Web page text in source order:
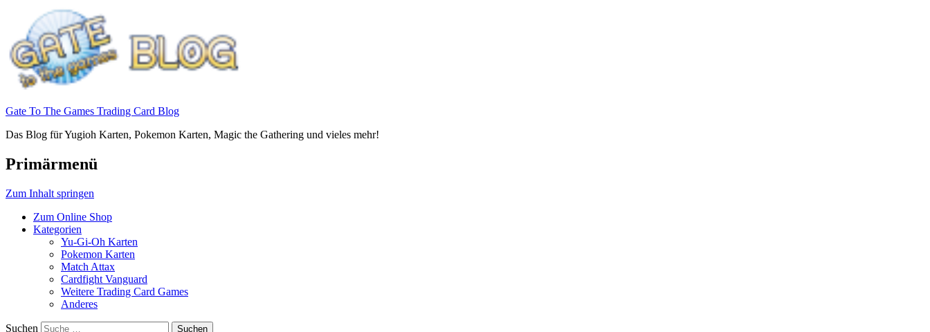
Gate To The Games Trading Card Blog
Das Blog für Yugioh Karten, Pokemon Karten, Magic the Gathering und vieles mehr!
Primärmenü
Zum Inhalt springen
Zum Online Shop
Kategorien
Yu-Gi-Oh Karten
Pokemon Karten
Match Attax
Cardfight Vanguard
Weitere Trading Card Games
Anderes
Suchen